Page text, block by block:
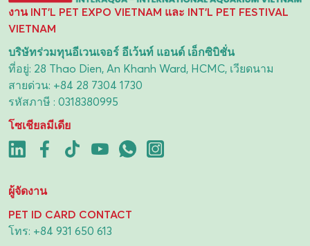
งาน INT'L PET EXPO VIETNAM และ INT'L PET FESTIVAL
VIETNAM
บริษัทร่วมทุนอีเวนเจอร์ อีเว้นท์ แอนด์ เอ็กซิบิชั่น
ที่อยู่: 28 Thao Dien, An Khanh Ward, HCMC, เวียดนาม
สายด่วน: +84 28 7304 1730
รหัสภาษี : 0318380995
โซเชียลมีเดีย
ผู้จัดงาน
PET ID CARD CONTACT
โทร: +84 931 650 613